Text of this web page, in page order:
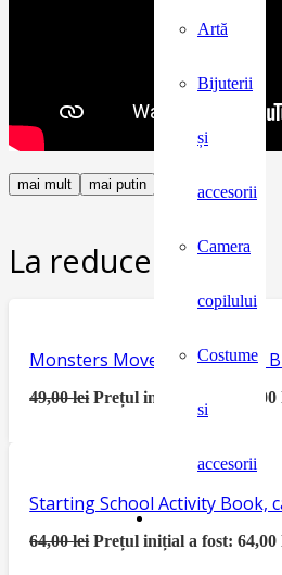
Artă
Bijuterii
și
accesorii
Camera
copilului
Costume
si
accesorii
mai mult mai putin
La reducere:
Monsters Move House, seria
49,00lei Prețul inițial a fost: 49,00
Starting School Activity Book,
64,00lei Prețul inițial a fost: 64,00